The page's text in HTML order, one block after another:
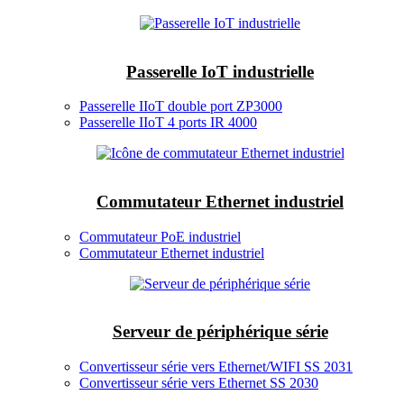
Passerelle IoT industrielle
Passerelle IIoT double port ZP3000
Passerelle IIoT 4 ports IR 4000
Commutateur Ethernet industriel
Commutateur PoE industriel
Commutateur Ethernet industriel
Serveur de périphérique série
Convertisseur série vers Ethernet/WIFI SS 2031
Convertisseur série vers Ethernet SS 2030